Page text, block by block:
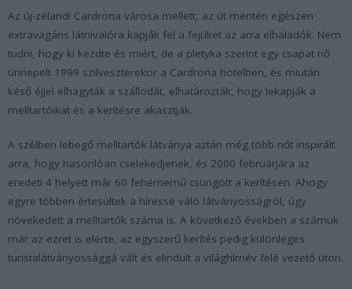
Az új-zélandi Cardrona városa mellett, az út mentén egészen
extravagáns látnivalóra kapják fel a fejüket az arra elhaladók. Nem
tudni, hogy ki kezdte és miért, de a pletyka szerint egy csapat nő
ünnepelt 1999 szilveszterekor a Cardrona hotelben, és miután
késő éjjel elhagyták a szállodát, elhatározták, hogy lekapják a
melltartóikat és a kerítésre akasztják.
A szélben lebegő melltartók látványa aztán még több nőt inspirált
arra, hogy hasonlóan cselekedjenek, és 2000 februárjára az
eredeti 4 helyett már 60 fehérnemű csüngött a kerítésen. Ahogy
egyre többen értesültek a híressé váló látványosságról, úgy
növekedett a melltartók száma is. A következő években a számuk
már az ezret is elérte, az egyszerű kerítés pedig különleges
turistalátványossággá vált és elindult a világhírnév felé vezető úton.